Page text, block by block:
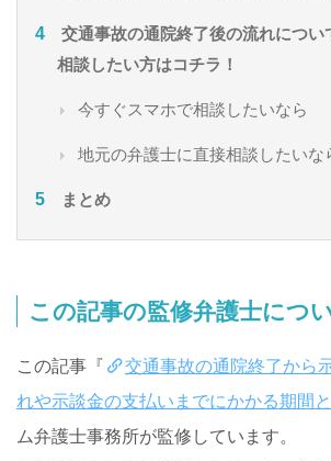
交通事故の通院終了後の流れについ
相談したい方はコチラ！
今すぐスマホで相談したいなら
地元の弁護士に直接相談したいな
まとめ
この記事の監修弁護士につ
この記事『
交通事故の通院終了から
れや示談金の支払いまでにかかる期間
ム弁護士事務所が監修しています。